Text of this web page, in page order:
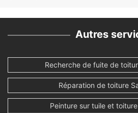
Autres
Recherche de fuite de
Réparation de toiture
Peinture sur tuile et